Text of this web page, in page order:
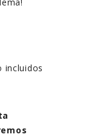
incluidos